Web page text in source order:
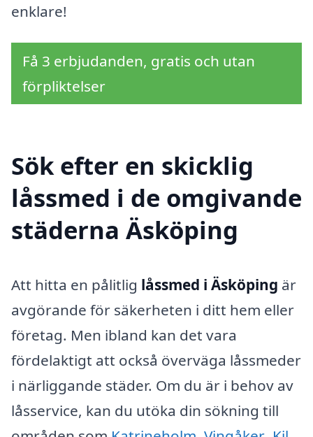
enklare!
Få 3 erbjudanden, gratis och utan
förpliktelser
Sök efter en skicklig
låssmed i de omgivande
städerna Äsköping
Att hitta en pålitlig låssmed i Äsköping är
avgörande för säkerheten i ditt hem eller
företag. Men ibland kan det vara
fördelaktigt att också överväga låssmeder
i närliggande städer. Om du är i behov av
låsservice, kan du utöka din sökning till